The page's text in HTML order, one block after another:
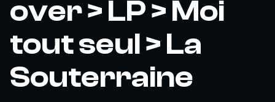
over > LP > Moi
tout seul > La
Souterraine